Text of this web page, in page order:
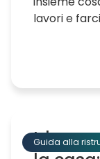
lavori e
Guida alla
Idee